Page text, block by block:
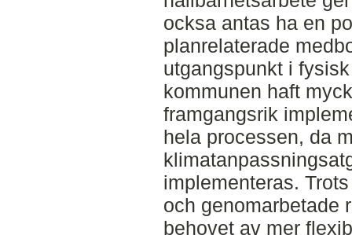
ocksa antas ha en
planrelaterade
utgangspunkt i
kommunen haft
framgangsrik
hela processen, da
implementeras.
och genomarbetade
behovet av mer